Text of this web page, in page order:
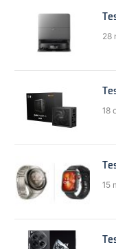
28
18
15